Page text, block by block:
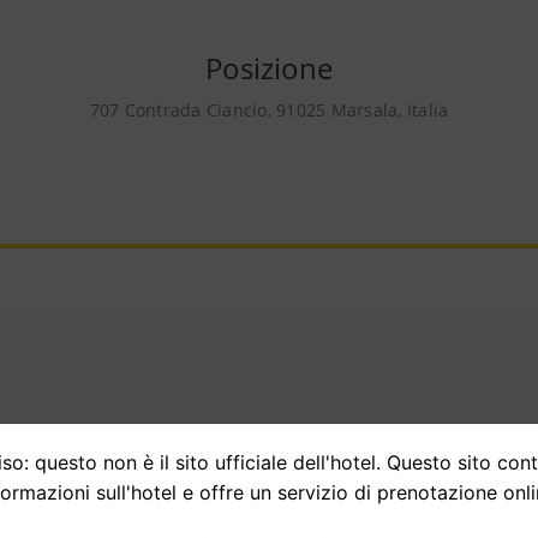
Posizione
707 Contrada Ciancio, 91025 Marsala, Italia
Opinioni
questo non è il sito ufficiale dell'hotel. Questo sito
sull'hotel e offre un servizio di prenotazione